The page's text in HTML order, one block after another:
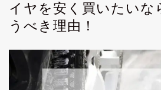
イヤを安く買いたいな
うべき理由！